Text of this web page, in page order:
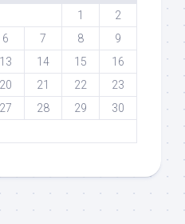
1
2
6 7 8
9
13 14 15
16
20 21 22
23
27 28 29
30